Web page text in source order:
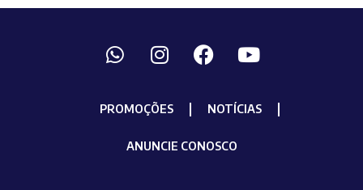
PROMOÇÕES NOTÍCIAS
ANUNCIE CONOSCO